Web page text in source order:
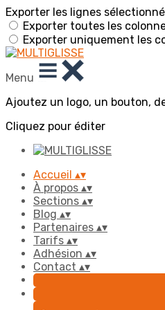
Exporter les lignes
Exporter toutes les
Exporter uniquement les
Menu
Ajoutez un logo, un bouton,
Cliquez pour éditer
Accueil ▴▾
À propos ▴▾
Sections ▴▾
Blog ▴▾
Partenaires ▴▾
Tarifs ▴▾
Adhésion ▴▾
Contact ▴▾